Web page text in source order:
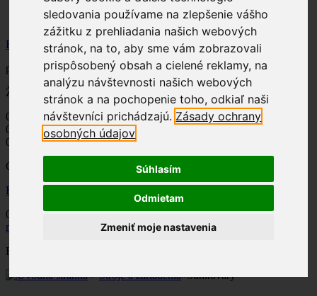
sledovania používame na zlepšenie vášho
zážitku z prehliadania našich webových
stránok, na to, aby sme vám zobrazovali
prispôsobený obsah a cielené reklamy, na
analýzu návštevnosti našich webových
stránok a na pochopenie toho, odkiaľ naši
návštevníci prichádzajú. Zásady ochrany
osobných údajov
Súhlasím
Odmietam
Zmeniť moje nastavenia
Objednať
Účet
Košík
produkt
(prázdne)
Žiadne produkty
0,00 €
Poštovné
0,00 €
DPH
0,00 €
Ceny s DPH
Košík
Pokladňa
0,00 €
masiarske-potreby.sk
» Stroje a zariadenia»Šunkovary
Kategórie
» Stroje a zariadenia»Šunkovary